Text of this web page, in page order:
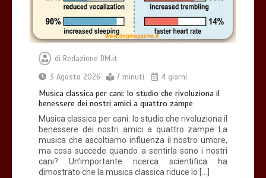
di Redazione DM.it
3 Agosto 2026
7 minuti 4 giorni
Musica classica per cani: lo studio che rivoluziona il
benessere dei nostri amici a quattro zampe
Musica classica per cani: lo studio che rivoluziona il
benessere dei nostri amici a quattro zampe La
musica che ascoltiamo influenza il nostro umore,
ma cosa succede quando a sentirla sono i nostri
cani? Un’importante ricerca scientifica ha
dimostrato che la musica classica riduce lo […]